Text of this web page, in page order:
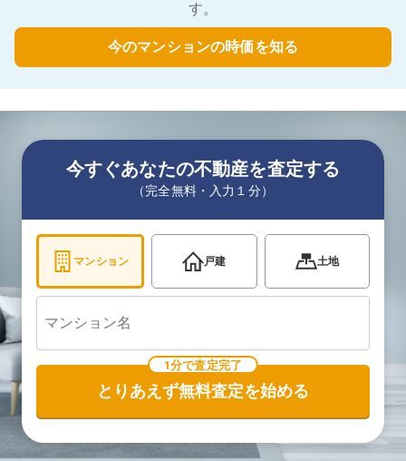
す。
今のマンションの時価を知る
今すぐあなたの不動産を査定する
（完全無料・入力１分）
マンション 戸建 土地
1分で査定完了
とりあえず無料査定を始める